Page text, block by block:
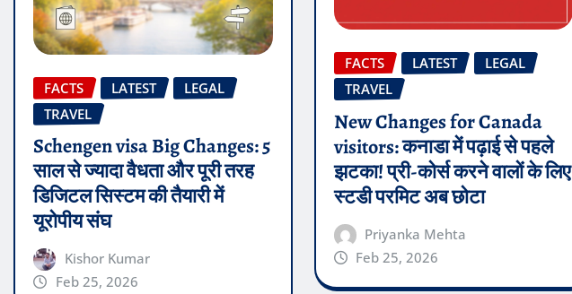
FACTS LATEST
LEGAL
TRAVEL
Schengen visa Big Changes: 5
साल से ज्यादा वैधता और पूरी तरह
डिजिटल सिस्टम की तैयारी में
यूरोपीय संघ
Kishor Kumar
Feb 25, 2026
FACTS LATEST
LEGAL
TRAVEL
New Changes for Canada
visitors: कनाडा में पढ़ाई से पहले
झटका! प्री-कोर्स करने वालों के लिए
स्टडी परमिट अब छोटा
Priyanka Mehta
Feb 25, 2026